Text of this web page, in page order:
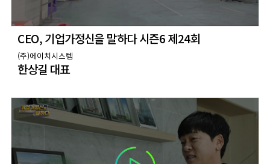
CEO, 기업가정신을 말하다 시즌6 제24회
(주)에이치시스템
한상길 대표